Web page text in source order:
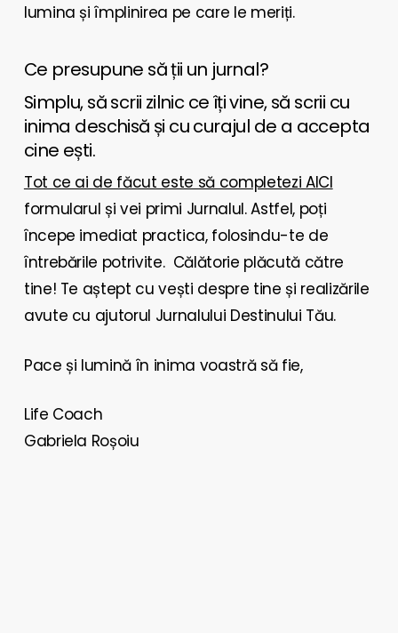
lumina și împlinirea pe care le meriți.
Ce presupune să ții un jurnal?
Simplu, să scrii zilnic ce îți vine, să scrii cu
inima deschisă și cu curajul de a accepta
cine ești.
Tot ce ai de făcut este să completezi AICI
formularul și vei primi Jurnalul. Astfel, poți
începe imediat practica, folosindu-te de
întrebările potrivite. Călătorie plăcută către
tine! Te aștept cu vești despre tine și realizările
avute cu ajutorul Jurnalului Destinului Tău.
Pace și lumină în inima voastră să fie,
Life Coach
Gabriela Roșoiu